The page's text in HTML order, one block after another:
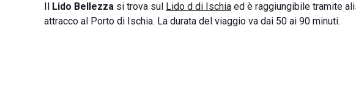
Il Lido Bellezza si trova sul Lido d di Ischia ed è raggiungibile tramite
attracco al Porto di Ischia. La durata del viaggio va dai 50 ai 90 minuti.